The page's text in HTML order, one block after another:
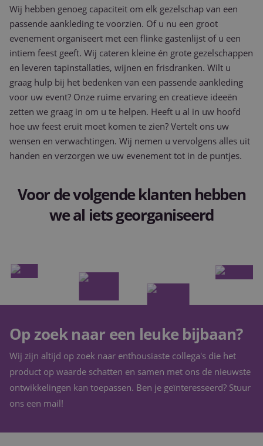
Wij hebben genoeg capaciteit om elk gezelschap van een
passende aankleding te voorzien. Of u nu een groot
evenement organiseert met een flinke gastenlijst of u een
intiem feest geeft. Wij cateren kleine én grote gezelschappen
en leveren tapinstallaties, wijnen en frisdranken. Wilt u
graag hulp bij het bedenken van een passende aankleding
voor uw event? Onze ruime ervaring en creatieve ideeën
zetten we graag in om u te helpen. Heeft u al in uw hoofd
hoe uw feest eruit moet komen te zien? Vertelt ons uw
wensen en verwachtingen. Wij nemen u vervolgens alles uit
handen en verzorgen we uw evenement tot in de puntjes.
Voor de volgende klanten hebben
we al iets georganiseerd
Op zoek naar een leuke bijbaan?
Wij zijn altijd op zoek naar enthousiaste collega's die het
product op waarde schatten en samen met ons de nieuwste
ontwikkelingen kan toepassen. Ben je geïnteresseerd? Stuur
ons een mail!